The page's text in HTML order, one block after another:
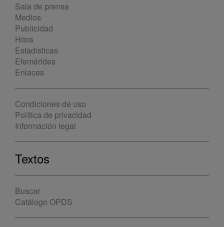
Sala de prensa
Medios
Publicidad
Hitos
Estadísticas
Efemérides
Enlaces
Condiciones de uso
Política de privacidad
Información legal
Textos
Buscar
Catálogo OPDS